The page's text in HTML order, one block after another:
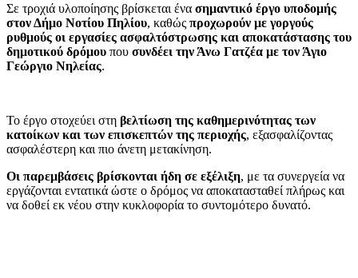
Σε τροχιά υλοποίησης βρίσκεται ένα σημαντικό έργο υποδομής
στον Δήμο Νοτίου Πηλίου, καθώς προχωρούν με γοργούς
ρυθμούς οι εργασίες ασφαλτόστρωσης και αποκατάστασης του
δημοτικού δρόμου που συνδέει την Άνω Γατζέα με τον Άγιο
Γεώργιο Νηλείας.
Το έργο στοχεύει στη βελτίωση της καθημερινότητας των
κατοίκων και των επισκεπτών της περιοχής, εξασφαλίζοντας
ασφαλέστερη και πιο άνετη μετακίνηση.
Οι παρεμβάσεις βρίσκονται ήδη σε εξέλιξη, με τα συνεργεία να
εργάζονται εντατικά ώστε ο δρόμος να αποκατασταθεί πλήρως και
να δοθεί εκ νέου στην κυκλοφορία το συντομότερο δυνατό.